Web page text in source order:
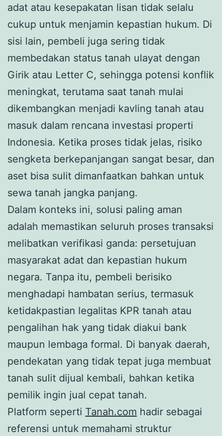
adat atau kesepakatan lisan tidak selalu
cukup untuk menjamin kepastian hukum. Di
sisi lain, pembeli juga sering tidak
membedakan status tanah ulayat dengan
Girik atau Letter C, sehingga potensi konflik
meningkat, terutama saat tanah mulai
dikembangkan menjadi kavling tanah atau
masuk dalam rencana investasi properti
Indonesia. Ketika proses tidak jelas, risiko
sengketa berkepanjangan sangat besar, dan
aset bisa sulit dimanfaatkan bahkan untuk
sewa tanah jangka panjang.
Dalam konteks ini, solusi paling aman
adalah memastikan seluruh proses transaksi
melibatkan verifikasi ganda: persetujuan
masyarakat adat dan kepastian hukum
negara. Tanpa itu, pembeli berisiko
menghadapi hambatan serius, termasuk
ketidakpastian legalitas KPR tanah atau
pengalihan hak yang tidak diakui bank
maupun lembaga formal. Di banyak daerah,
pendekatan yang tidak tepat juga membuat
tanah sulit dijual kembali, bahkan ketika
pemilik ingin jual cepat tanah.
Platform seperti Tanah.com hadir sebagai
referensi untuk memahami struktur